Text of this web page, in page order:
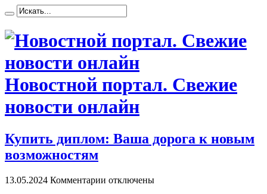
Новостной портал. Свежие
новости онлайн
Купить диплом: Ваша дорога к новым
возможностям
13.05.2024 Комментарии отключены